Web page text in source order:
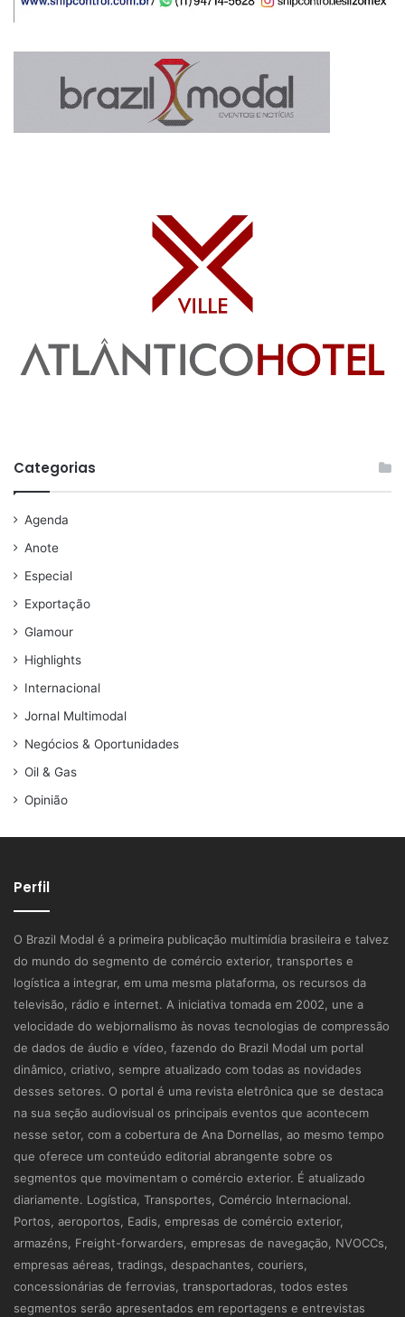
Categorias
Agenda
Anote
Especial
Exportação
Glamour
Highlights
Internacional
Jornal Multimodal
Negócios & Oportunidades
Oil & Gas
Opinião
Perfil
O Brazil Modal é a primeira publicação multimídia brasileira e talvez
do mundo do segmento de comércio exterior, transportes e
logística a integrar, em uma mesma plataforma, os recursos da
televisão, rádio e internet. A iniciativa tomada em 2002, une a
velocidade do webjornalismo às novas tecnologias de compressão
de dados de áudio e vídeo, fazendo do Brazil Modal um portal
dinâmico, criativo, sempre atualizado com todas as novidades
desses setores. O portal é uma revista eletrônica que se destaca
na sua seção audiovisual os principais eventos que acontecem
nesse setor, com a cobertura de Ana Dornellas, ao mesmo tempo
que oferece um conteúdo editorial abrangente sobre os
segmentos que movimentam o comércio exterior. É atualizado
diariamente. Logística, Transportes, Comércio Internacional.
Portos, aeroportos, Eadis, empresas de comércio exterior,
armazéns, Freight-forwarders, empresas de navegação, NVOCCs,
empresas aéreas, tradings, despachantes, couriers,
concessionárias de ferrovias, transportadoras, todos estes
segmentos serão apresentados em reportagens e entrevistas